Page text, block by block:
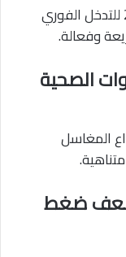
فريق الطوارئ لدينا في غرناطة جاهز 24/7 للتدخل الفوري
وفعالة.
الصحية
المغاسل
ضعف ضغط